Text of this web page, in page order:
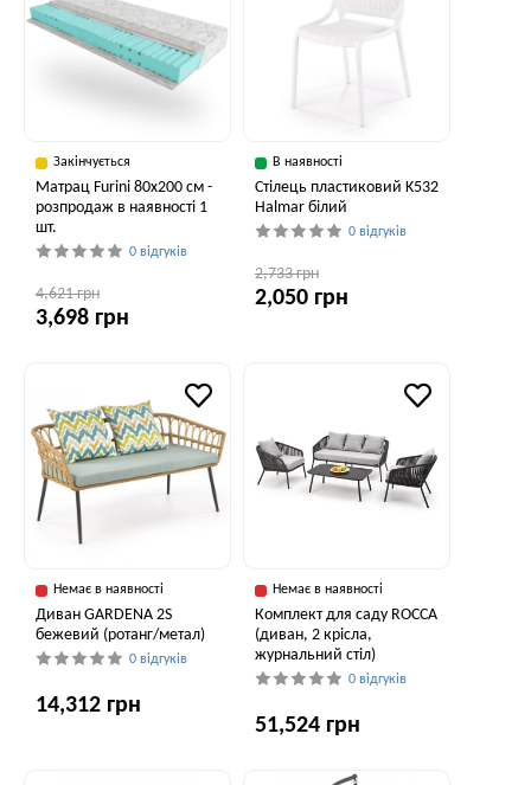
Закінчується
Матрац Furini 80х200 см -
розпродаж в наявності 1
шт.
0 відгуків
4,621 грн
3,698 грн
В наявності
Стілець пластиковий K532
Halmar білий
0 відгуків
2,733 грн
2,050 грн
Немає в наявності
Диван GARDENA 2S
бежевий (ротанг/метал)
0 відгуків
14,312 грн
Немає в наявності
Комплект для саду ROCCA
(диван, 2 крісла,
журнальний стіл)
0 відгуків
51,524 грн